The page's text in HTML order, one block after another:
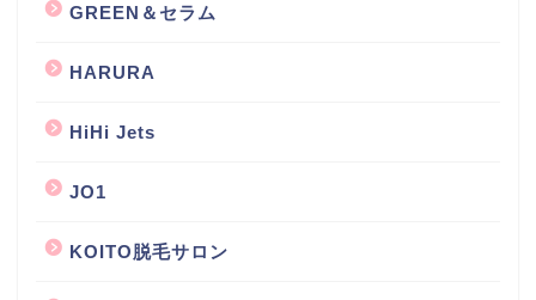
GREEN＆セラム
HARURA
HiHi Jets
JO1
KOITO脱毛サロン